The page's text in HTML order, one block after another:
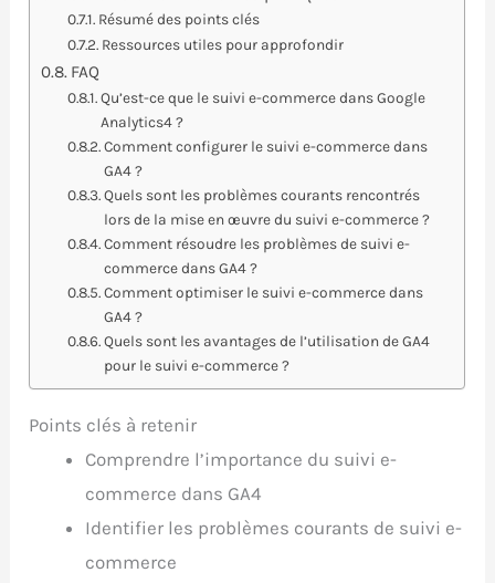
Résumé des points clés
Ressources utiles pour approfondir
FAQ
Qu’est-ce que le suivi e-commerce dans Google
Analytics4 ?
Comment configurer le suivi e-commerce dans
GA4 ?
Quels sont les problèmes courants rencontrés
lors de la mise en œuvre du suivi e-commerce ?
Comment résoudre les problèmes de suivi e-
commerce dans GA4 ?
Comment optimiser le suivi e-commerce dans
GA4 ?
Quels sont les avantages de l’utilisation de GA4
pour le suivi e-commerce ?
Points clés à retenir
Comprendre l’importance du suivi e-
commerce dans GA4
Identifier les problèmes courants de suivi e-
commerce